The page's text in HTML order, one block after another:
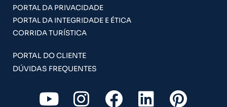
PORTAL DA PRIVACIDADE
PORTAL DA INTEGRIDADE E ÉTICA
CORRIDA TURÍSTICA
PORTAL DO CLIENTE
DÚVIDAS FREQUENTES
Y I F L P